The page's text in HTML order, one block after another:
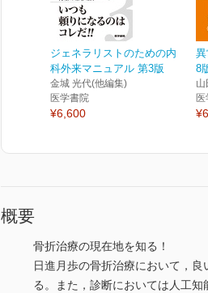
ジェネラリストのための内
科外来マニュアル 第3版
金城 光代(他編集)
医学書院
¥6,600
8
山
概要
骨折治療の現在地を知る！
日進月歩の骨折治療において，
る。また，診断においては人工